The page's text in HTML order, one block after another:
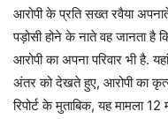
आरोपी के प्रति सख्त रवैया
पड़ोसी होने के नाते वह जानता है
आरोपी का अपना परिवार भी है.
अंतर को देखते हुए, आरोपी का
रिपोर्ट के मुताबिक, यह मामला 12